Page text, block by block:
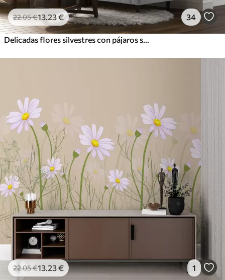
22.05€13 .23€ 34
22.05€13 .23€ 1